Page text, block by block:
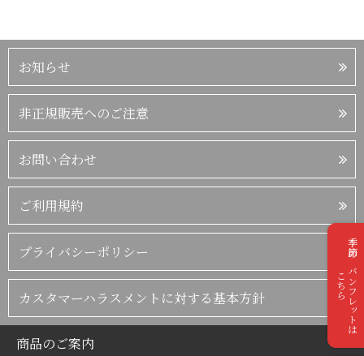
お知らせ
非正規販売へのご注意
お問い合わせ
ご利用規約
プライバシーポリシー
カスタマーハラスメントに対する基本方針
商品のご案内
季節のパンフレットは
こちら